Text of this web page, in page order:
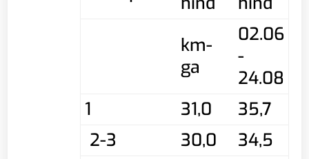
km-
ga
02.06
-
24.08
1
31,0
35,7
2-3
30,0
34,5